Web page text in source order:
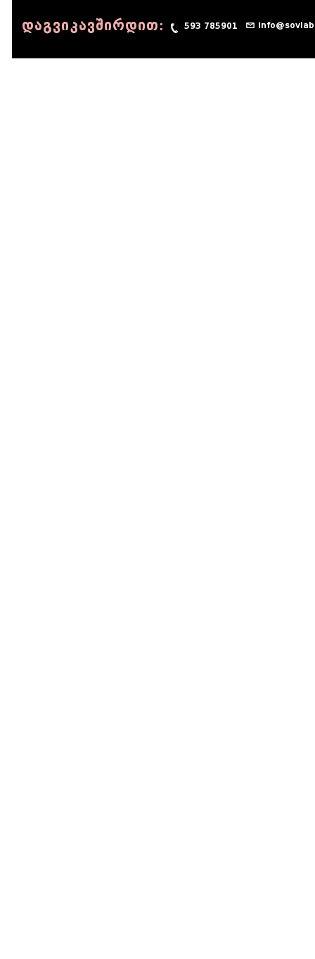
დაგვიკავშირდით: 593 785901